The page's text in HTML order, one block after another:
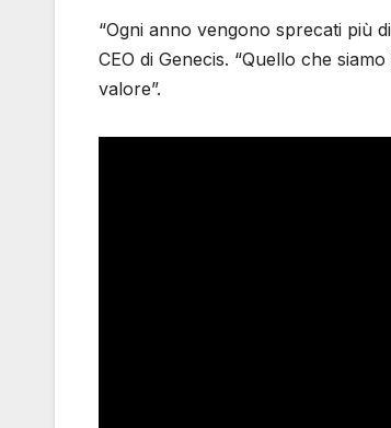
“Ogni anno vengono sprecati più
CEO di Genecis. “Quello che
valore”.